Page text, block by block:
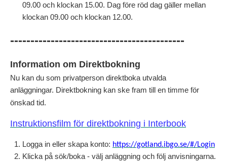
09.00 och klockan 15.00. Dag före röd dag gäller mellan
klockan 09.00 och klockan 12.00.
-------------------------------------------
Information om Direktbokning
Nu kan du som privatperson direktboka utvalda
anläggningar. Direktbokning kan ske fram till en timme för
önskad tid.
Instruktionsfilm för direktbokning i Interbook
Logga in eller skapa konto: https://gotland.ibgo.se/#/Login
Klicka på sök/boka - välj anläggning och följ anvisningarna.